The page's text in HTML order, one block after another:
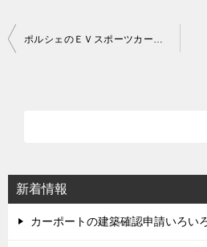
シ
ョ
ン
ポルシェのＥＶスポーツカー（ミッションＥ）
新着情報
カーポートの建築確認申請いろい